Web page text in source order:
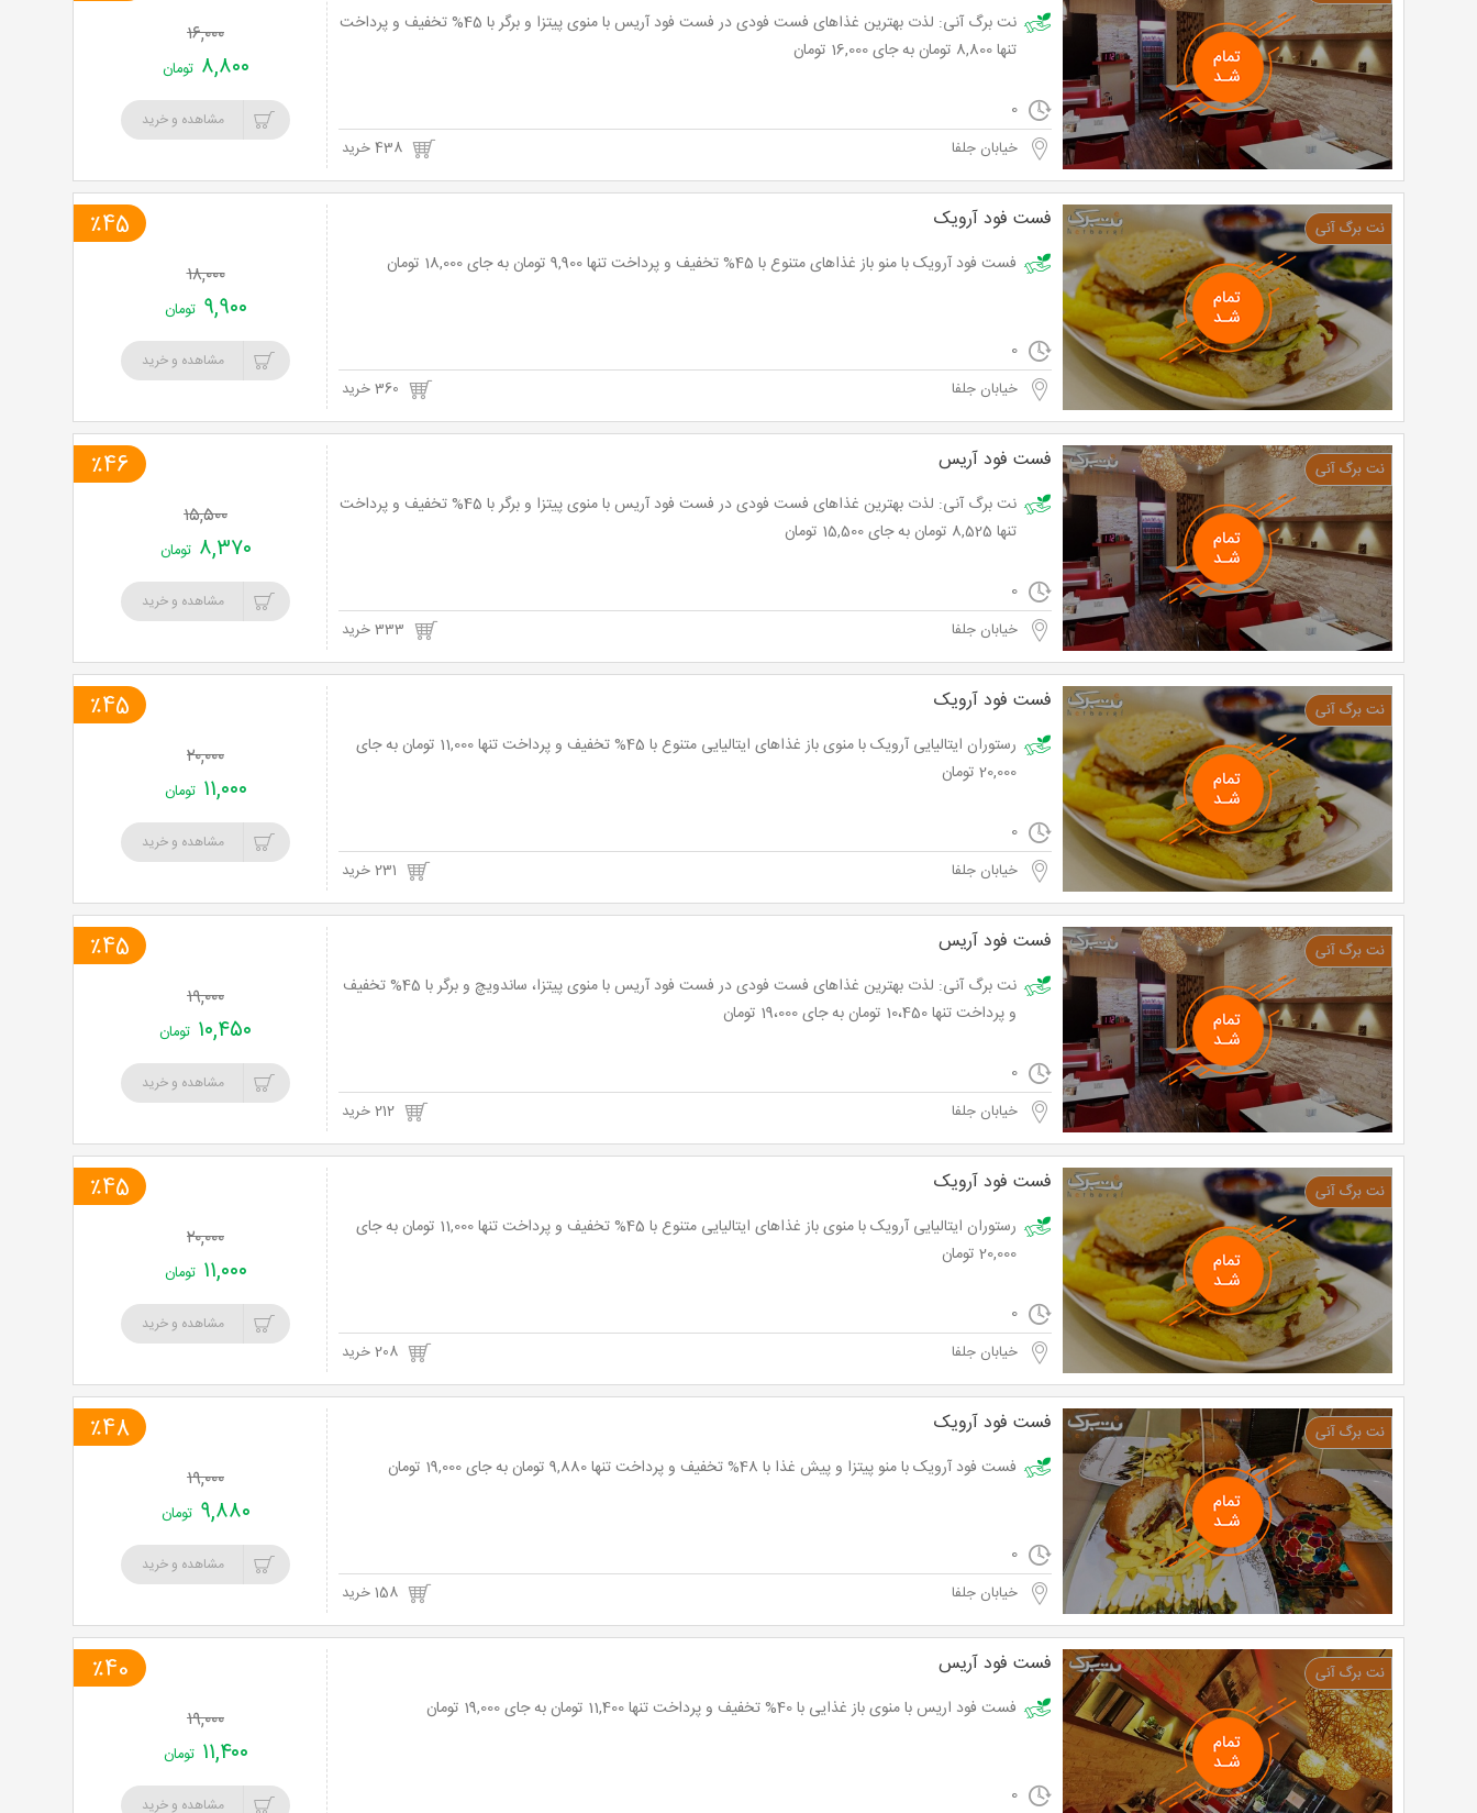
نت برگ آنی: لذت بهترین غذاهای فست فودی در فست فود آریس با منوی پیتزا و برگر با 45% تخفیف و پرداخت
تنها 8,800 تومان به جای 16,000 تومان
0
خیابان جلفا 438 خرید
۱۶,۰۰۰
۸,۸۰۰ تومان
مشاهده و خرید
فست فود آرویک
فست فود آرویک با منو باز غذاهای متنوع با 45% تخفیف و پرداخت تنها 9,900 تومان به جای 18,000 تومان
0
خیابان جلفا
٪45
۱۸,۰۰۰
۹,۹۰۰ تومان
مشاهده و خرید
فست فود آریس
نت برگ آنی: لذت بهترین غذاهای فست فودی در فست فود آریس با منوی پیتزا و برگر با 45% تخفیف و پرداخت
تنها 8,525 تومان به جای 15,500 تومان
0
خیابان جلفا
٪46
۱۵,۵۰۰
۸,۳۷۰ تومان
مشاهده و خرید
فست فود آرویک
رستوران ایتالیایی آرویک با منوی باز غذاهای ایتالیایی متنوع با 45% تخفیف و پرداخت تنها 11,000 تومان به جای
20,000 تومان
0
خیابان جلفا
٪45
۲۰,۰۰۰
۱۱,۰۰۰ تومان
مشاهده و خرید
فست فود آریس
نت برگ آنی: لذت بهترین غذاهای فست فودی در فست فود آریس با منوی پیتزا، ساندویچ و برگر با 45% تخفیف
و پرداخت تنها 10،450 تومان به جای 19،000 تومان
0
خیابان جلفا 212 خرید
٪45
۱۹,۰۰۰
۱۰,۴۵۰ تومان
مشاهده و خرید
فست فود آرویک
رستوران ایتالیایی آرویک با منوی باز غذاهای ایتالیایی متنوع با 45% تخفیف و پرداخت تنها 11,000 تومان به جای
20,000 تومان
0
خیابان جلفا 208 خرید
٪45
۲۰,۰۰۰
۱۱,۰۰۰ تومان
مشاهده و خرید
فست فود آرویک
فست فود آرویک با منو پیتزا و پیش غذا با 48% تخفیف و پرداخت تنها 9,880 تومان به جای 19,000 تومان
0
خیابان جلفا 158 خرید
٪48
۱۹,۰۰۰
۹,۸۸۰ تومان
مشاهده و خرید
فست فود آریس
فست فود اریس با منوی باز غذایی با 40% تخفیف و پرداخت تنها 11,400 تومان به جای 19,000 تومان
0
٪40
۱۹,۰۰۰
۱۱,۴۰۰ تومان
مشاهده و خرید